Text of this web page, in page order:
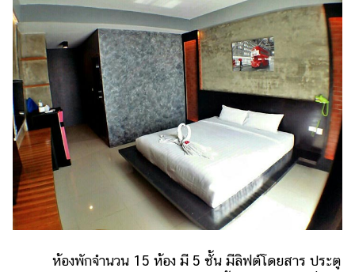
ห้องพักจำนวน 15 ห้อง มี 5 ชั้น มีลิฟต์โดยสาร ประตู